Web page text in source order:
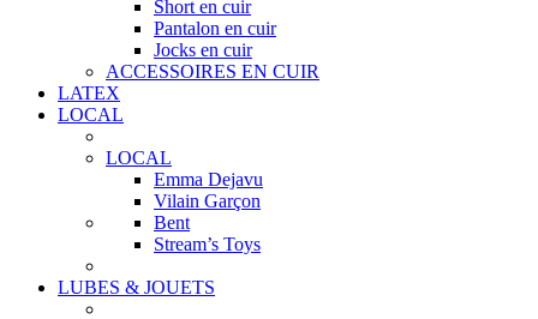
Short en cuir
Pantalon en cuir
Jocks en cuir
ACCESSOIRES EN CUIR
LATEX
LOCAL
LOCAL
Emma Dejavu
Vilain Garçon
Bent
Stream’s Toys
LUBES & JOUETS